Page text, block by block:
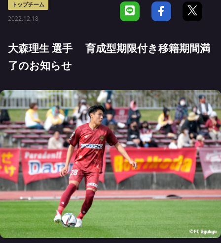
トップチーム
2022.12.18
大森理生 選手 育成型期限付き移籍期間満
了のお知らせ